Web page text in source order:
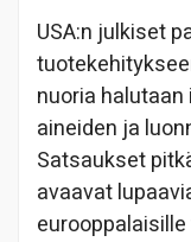
USA:n julkiset
nuoria
aineiden ja
Satsaukset
avaavat